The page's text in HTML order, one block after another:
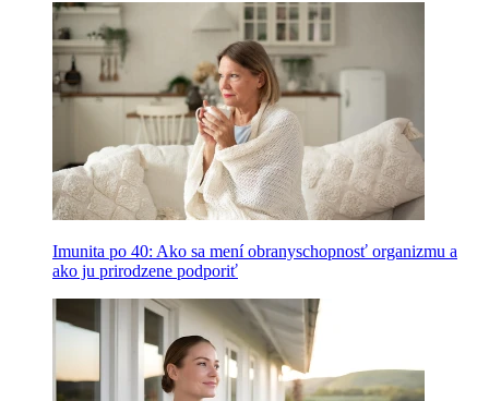
Imunita po 40: Ako sa mení obranyschopnosť organizmu a
ako ju prirodzene podporiť